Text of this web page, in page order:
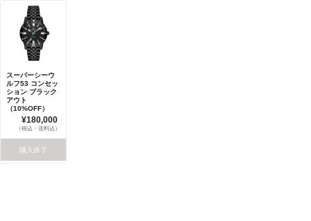
スーパーシーウ
ルフ53 コンセッ
ション ブラック
アウト
（10%OFF）
¥180,000
（税込・送料込）
購入終了